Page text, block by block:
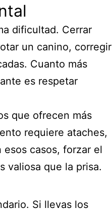
dificultad. Cerrar
un canino, corregir
Cuanto más
es respetar
que ofrecen más
requiere ataches,
casos, forzar el
valiosa que la prisa.
Si llevas los